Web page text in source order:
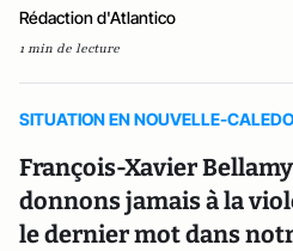
Rédaction d'Atlantico
1 min de lecture
SITUATION EN NOUVELLE-
François-Xavier Bellamy
donnons jamais à la
le dernier mot dans